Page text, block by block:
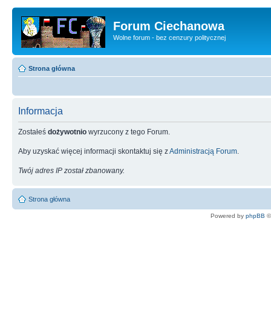
Forum Ciechanowa
Wolne forum - bez cenzury politycznej
Strona główna
Informacja
Zostałeś dożywotnio wyrzucony z tego Forum.
Aby uzyskać więcej informacji skontaktuj się zAdministracją Forum
Twój adres IP został zbanowany.
Strona główna
Powered by phpBB